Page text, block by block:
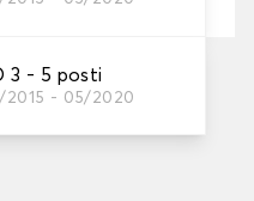
3 - 5 posti
2015 - 05/2020
su 17/08/2026
a partire da 60 euro